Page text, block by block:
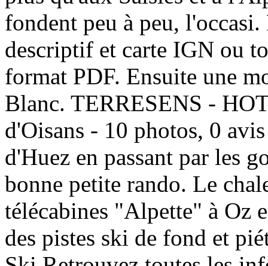
fondent peu à peu,
descriptif et carte IGN ou
format PDF. Ensuite une
Blanc. TERRESENS -
d'Oisans - 10 photos, 0
d'Huez en passant par les
bonne petite rando. Le
télécabines "Alpette" à Oz
des pistes ski de fond et